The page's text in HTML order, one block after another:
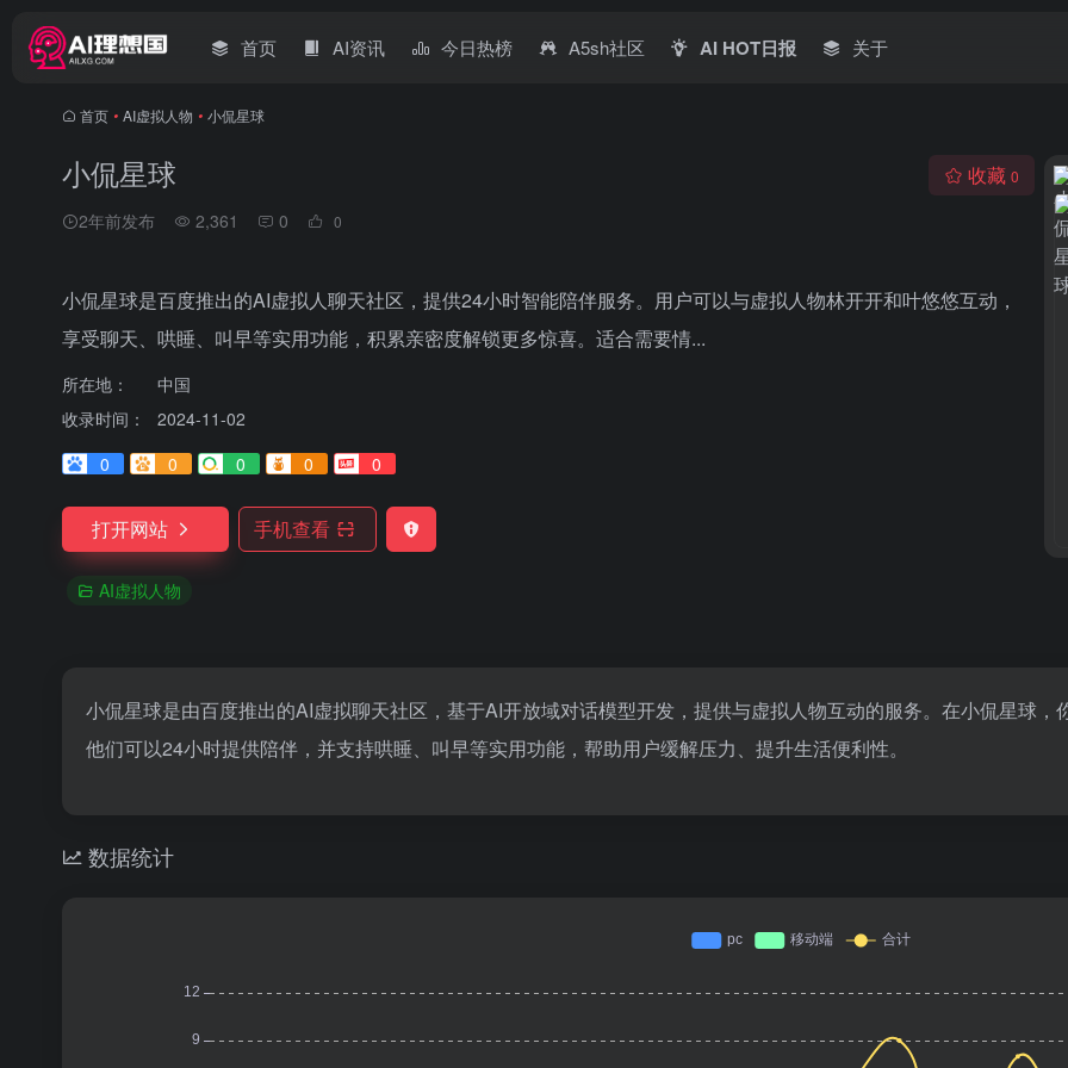
首页 AI资讯 今日热榜 A5sh社区 AI HOT日报 关于
首页 • AI虚拟人物 • 小侃星球
小侃星球
2年前发布 2,361 0 0
收藏 0
小侃星球是百度推出的AI虚拟人聊天社区，提供24小时智能陪伴服务。用户可以与虚拟人物林开开和叶悠悠互动，
享受聊天、哄睡、叫早等实用功能，积累亲密度解锁更多惊喜。适合需要情...
所在地：
中国
收录时间：
2024-11-02
0
0 0 0 0
打开网站 手机查看
AI虚拟人物
小侃星球是由百度推出的AI虚拟聊天社区，基于AI开放域对话模型开发，提供与虚拟人物互动的服务。在小侃星球
他们可以24小时提供陪伴，并支持哄睡、叫早等实用功能，帮助用户缓解压力、提升生活便利性。
数据统计